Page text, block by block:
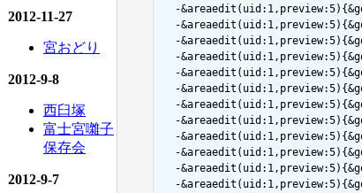
2012-11-27
宮おどり
2012-9-8
西臼塚
富士宮囃子
保存会
2012-9-7
-
-
-
-
-
-
-
-
-
-
-
-